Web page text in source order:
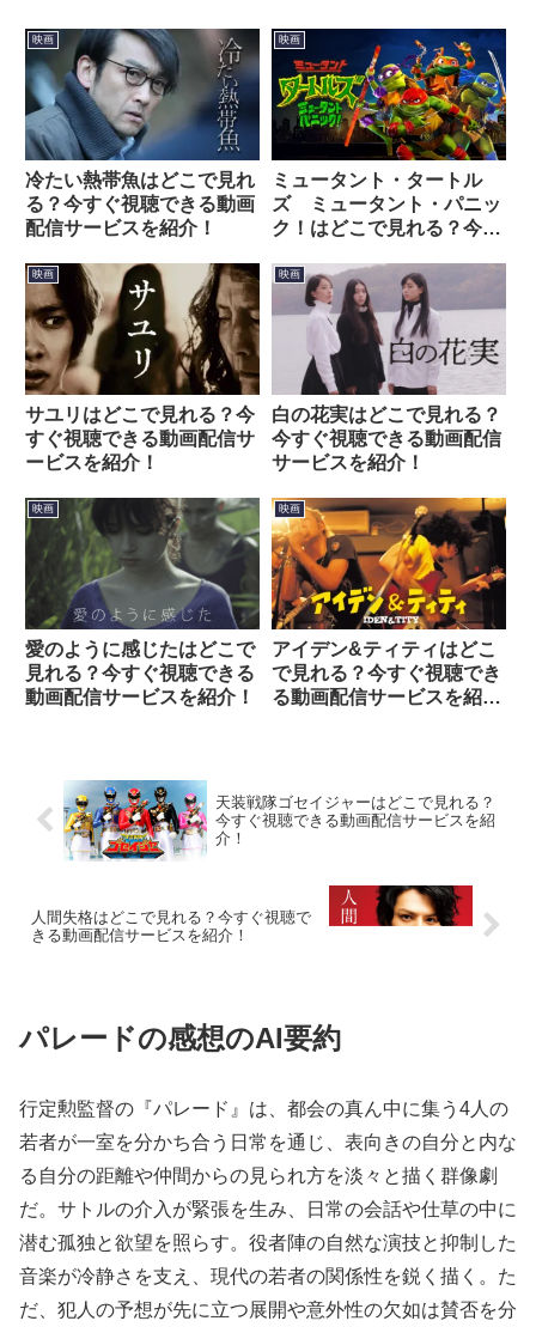
映画
冷たい熱帯魚はどこで見れ
る？今すぐ視聴できる動画
配信サービスを紹介！
映画
ミュータント・タートル
ズ ミュータント・パニッ
ク！はどこで見れる？今す
ビスを紹介！
映画
サユリはどこで見れる？今
すぐ視聴できる動画配信サ
ービスを紹介！
映画
白の花実はどこで見れる？
今すぐ視聴できる動画配信
サービスを紹介！
映画
愛のように感じたはどこで
見れる？今すぐ視聴できる
動画配信サービスを紹介！
映画
アイデン&ティティはどこ
で見れる？今すぐ視聴でき
る動画配信サービスを紹
天装戦隊ゴセイジャーはどこで見れる？
今すぐ視聴できる動画配信サービスを紹
介！
人間失格はどこで見れる？今すぐ視聴で
きる動画配信サービスを紹介！
パレードの感想のAI要約
行定勲監督の『パレード』は、都会の真ん中に集う4人の
若者が一室を分かち合う日常を通じ、表向きの自分と内な
る自分の距離や仲間からの見られ方を淡々と描く群像劇
だ。サトルの介入が緊張を生み、日常の会話や仕草の中に
潜む孤独と欲望を照らす。役者陣の自然な演技と抑制した
音楽が冷静さを支え、現代の若者の関係性を鋭く描く。た
だ、犯人の予想が先に立つ展開や意外性の欠如は賛否を分